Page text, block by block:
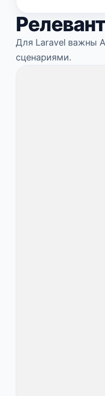
Для Laravel важны
сценариями.